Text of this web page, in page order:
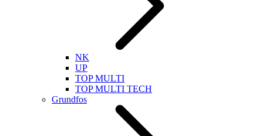
NK
UP
TOP MULTI
TOP MULTI TECH
Grundfos